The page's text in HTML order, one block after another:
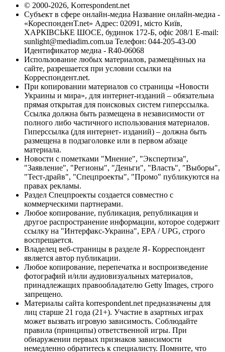
© 2000-2026, Korrespondent.net
Субъект в сфере онлайн-медиа Название онлайн-медиа -
«КореспонденТ.net» Адрес: 02091, місто Київ,
ХАРКІВСЬКЕ ШОСЕ, будинок 172-Б, офіс 208/1 E-mail:
sunlight@mediadim.com.ua Телефон: 044-205-43-00
Идентификатор медиа - R40-06068
Использование любых материалов, размещённых на
сайте, разрешается при условии ссылки на
Корреспондент.net.
При копировании материалов со страницы «Новости
Украины и мира», для интернет-изданий – обязательна
прямая открытая для поисковых систем гиперссылка.
Ссылка должна быть размещена в независимости от
полного либо частичного использования материалов.
Гиперссылка (для интернет- изданий) – должна быть
размещена в подзаголовке или в первом абзаце
материала.
Новости с пометками "Мнение", "Экспертиза",
"Заявление", "Регионы", "Деньги", "Власть", "Выборы",
"Тест-драйв", "Спецпроекты", "Промо" публикуются на
правах рекламы.
Раздел Спецпроекты создается совместно с
коммерческими партнерами.
Любое копирование, публикация, републикация и
другое распространение информации, которое содержит
ссылку на "Интерфакс-Украина", EPA / UPG, строго
воспрещается.
Владелец веб-страницы в разделе Я- Корреспондент
является автор публикации.
Любое копирование, перепечатка и воспроизведение
фотографий и/или аудиовизуальных материалов,
принадлежащих правообладателю Getty Images, строго
запрещено.
Материалы сайта korrespondent.net предназначены для
лиц старше 21 года (21+). Участие в азартных играх
может вызвать игровую зависимость. Соблюдайте
правила (принципы) ответственной игры. При
обнаружении первых признаков зависимости
немедленно обратитесь к специалисту. Помните, что